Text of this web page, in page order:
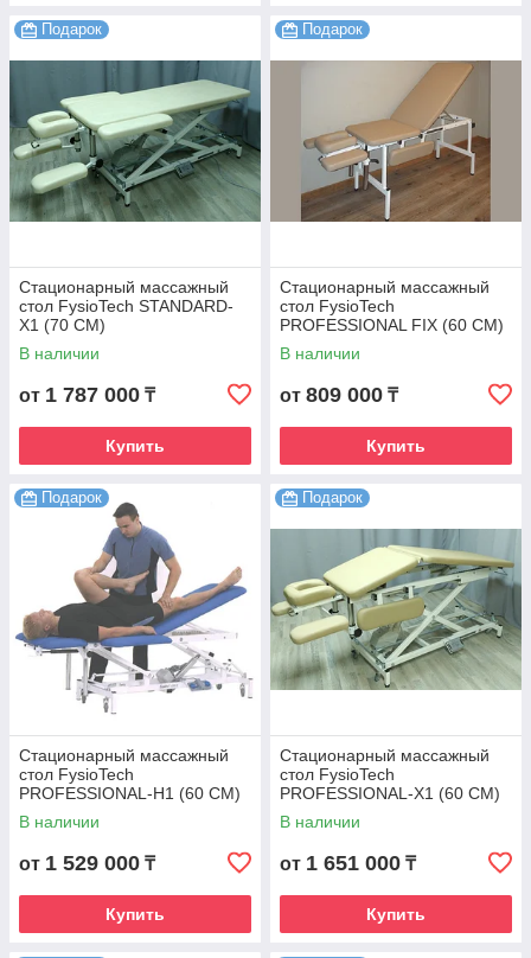
Подарок
Стационарный массажный
стол FysioTech STANDARD-
X1 (70 CM)
В наличии
от 1 787 000 ₸
Купить
Подарок
Стационарный массажный
стол FysioTech
PROFESSIONAL FIX (60 CM)
В наличии
от 809 000 ₸
Купить
Подарок
Стационарный массажный
стол FysioTech
PROFESSIONAL-H1 (60 CM)
В наличии
от 1 529 000 ₸
Купить
Подарок
Стационарный массажный
стол FysioTech
PROFESSIONAL-X1 (60 CM)
В наличии
от 1 651 000 ₸
Купить